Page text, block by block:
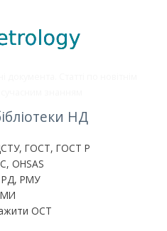
НД
ГОСТ, ГОСТ Р
OHSAS
РМУ
МИ
ОСТ